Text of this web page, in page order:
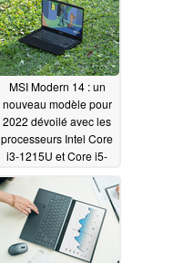
MSI Modern 14 : un
nouveau modèle pour
2022 dévoilé avec les
processeurs Intel Core
i3-1215U et Core i5-
1235U
03/24/2022